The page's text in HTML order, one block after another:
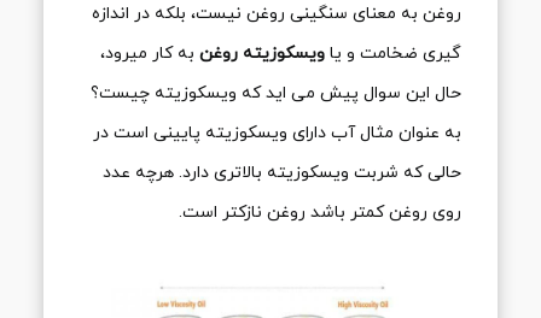
روغن به معنای سنگینی روغن نیست، بلکه در اندازه
گیری ضخامت و یاویسکوزیته روغنبه کار میرود،
حال این سوال پیش می اید که ویسکوزیته چیست؟
به عنوان مثال آب دارای ویسکوزیته پایینی است در
حالی که شربت ویسکوزیته بالاتری دارد. هرچه عدد
روی روغن کمتر باشد روغن نازکتر است.